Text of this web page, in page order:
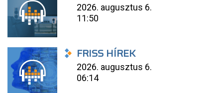
2026. augusztus 6.
11:50
FRISS HÍREK
2026. augusztus 6.
06:14